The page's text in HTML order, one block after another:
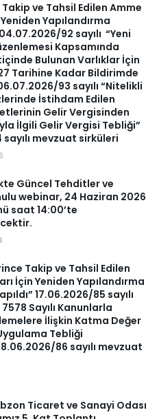
ve Tahsil Edilen Amme
Yapılandırma
92 sayılı “Yeni
Kapsamında
Bulunan Varlıklar İçin
Tarihine Kadar Bildirimde
93 sayılı “Nitelikli
İstihdam Edilen
Gelir Vergisinden
İlgili Gelir Vergisi Tebliği”
mevzuat sirküleri
Güncel Tehditler ve
webinar, 24 Haziran 2026
saat 14:00’te
Takip ve Tahsil Edilen
İçin Yeniden Yapılandırma
17.06.2026/85 sayılı
Sayılı Kanunlarla
İlişkin Katma Değer
Tebliği
86 sayılı mevzuat
Ticaret ve Sanayi Odası